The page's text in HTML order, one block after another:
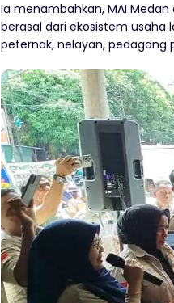
Ia menambahkan, MAI
berasal dari ekosistem usaha
peternak, nelayan, pedagang